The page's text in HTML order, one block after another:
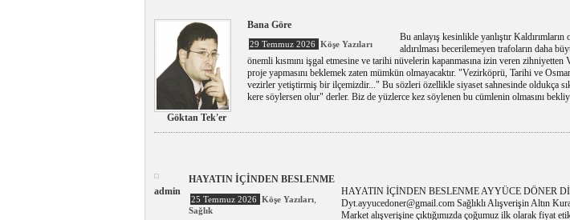
Göktan Tek'er
Bana Göre
29 Temmuz 2026 Köşe Yazıları
Bu anlayış kesinlikle yanlıştır Kaldırımların
aldırılması becerilemeyen trafoların daha
önemli kısmını işgal etmesine ve tarihi nüvelerin kapanmasına izin veren
proje yapmasını beklemek zaten mümkün olmayacaktır. "Vezirköprü, Tarihi ve
vezirler yetiştirmiş bir ilçemizdir..." Bu sözleri özellikle siyaset sahnesinde oldukça
kere söylersen olur" derler. Biz de yüzlerce kez söylenen bu cümlenin olmasını
admin
HAYATIN İÇİNDEN BESLENME
25 Temmuz 2026 Köşe Yazıları,
Sağlık
HAYATIN İÇİNDEN BESLENME AYYÜCE DÖNER
Dyt.ayyucedoner@gmail.com Sağlıklı Alışverişin Altın
Market alışverişine çıktığımızda çoğumuz ilk olarak fiyat